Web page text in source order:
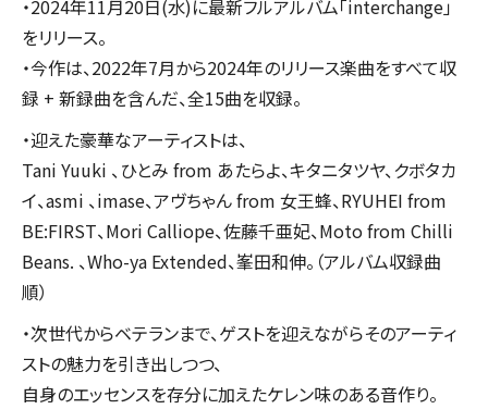
・2024年11月20日(水)に最新フルアルバム「interchange」
をリリース。
・今作は、2022年7月から2024年のリリース楽曲をすべて収
録 + 新録曲を含んだ、全15曲を収録。
・迎えた豪華なアーティストは、
Tani Yuuki 、ひとみ from あたらよ、キタニタツヤ、クボタカ
イ、asmi 、imase、アヴちゃん from 女王蜂、RYUHEI from
BE:FIRST、Mori Calliope、佐藤千亜妃、Moto from Chilli
Beans. 、Who-ya Extended、峯田和伸。（アルバム収録曲
順）
・次世代からベテランまで、ゲストを迎えながらそのアーティ
ストの魅力を引き出しつつ、
自身のエッセンスを存分に加えたケレン味のある音作り。